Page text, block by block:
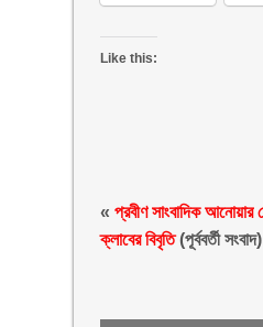
Like this:
«প্রবীণ সাংবাদিক
ক্লাবের বিবৃতি(পূর্ববর্তী সংবাদ)